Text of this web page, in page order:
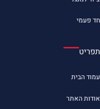
חד פעמי
תפריט
עמוד הבית
אודות האתר